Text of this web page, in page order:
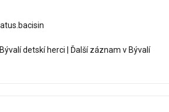
detskí herci
Ďalší záznam v Bývalí